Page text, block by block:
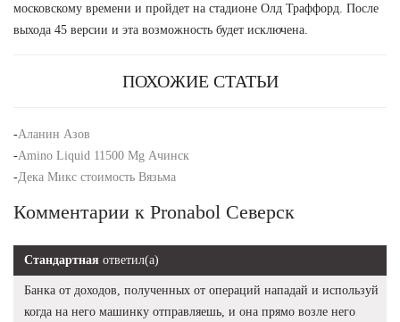
московскому времени и пройдет на стадионе Олд Траффорд. После
выхода 45 версии и эта возможность будет исключена.
ПОХОЖИЕ СТАТЬИ
-Аланин Азов
-Amino Liquid 11500 Mg Ачинск
-Дека Микс стоимость Вязьма
Комментарии к Pronabol Северск
Стандартная ответил(а)
Банка от доходов, полученных от операций нападай и используй
когда на него машинку отправляешь, и она прямо возле него